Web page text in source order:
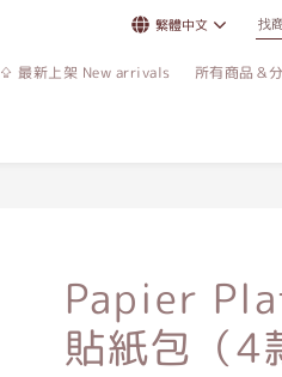
繁體中文
⇪ 最新上架 New arrivals 所有商品＆
Papier
貼紙包（4